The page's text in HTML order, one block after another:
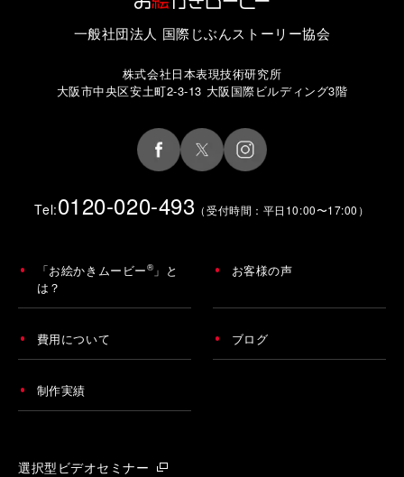
一般社団法人 国際じぶんストーリー協会
株式会社日本表現技術研究所
大阪市中央区安土町2-3-13 大阪国際ビルディング3階
Tel:0120-020-493 （受付時間：平日10:00〜17:00）
「お絵かきムービー® 」と
は？
お客様の声
費用について ブログ
制作実績
選択型ビデオセミナー